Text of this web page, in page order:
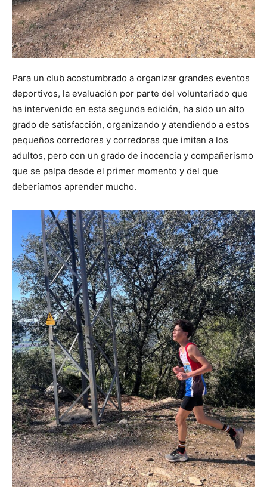
Para un club acostumbrado a organizar grandes eventos
deportivos, la evaluación por parte del voluntariado que
ha intervenido en esta segunda edición, ha sido un alto
grado de satisfacción, organizando y atendiendo a estos
pequeños corredores y corredoras que imitan a los
adultos, pero con un grado de inocencia y compañerismo
que se palpa desde el primer momento y del que
deberíamos aprender mucho.